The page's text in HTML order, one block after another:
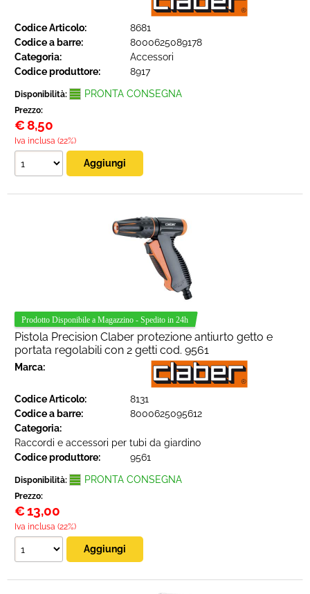
Codice Articolo:
8681
Codice a barre:
8000625089178
Categoria:
Accessori
Codice produttore:
8917
Disponibilità: PRONTA CONSEGNA
Prezzo:
€8,50
Iva inclusa (22%)
Pistola Precision Claber protezione antiurto getto e
portata regolabili con 2 getti cod. 9561
Marca:
Codice Articolo:
8131
Codice a barre:
8000625095612
Categoria:
Raccordi e accessori per tubi da giardino
Codice produttore:
9561
Disponibilità: PRONTA CONSEGNA
Prezzo:
€13,00
Iva inclusa (22%)